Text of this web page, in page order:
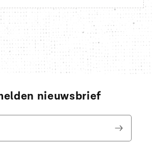
nieuwsbrief